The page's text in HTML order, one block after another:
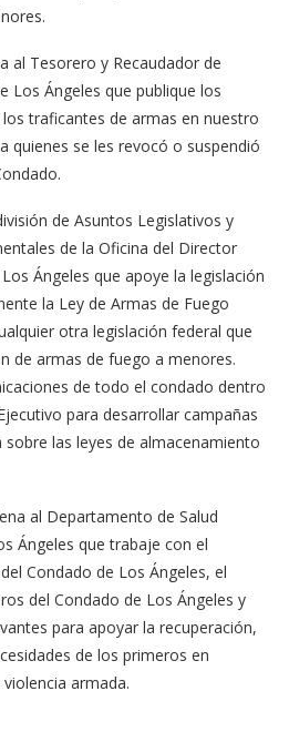
al Tesorero y Recaudador de
Los Ángeles que publique los
traficantes de armas en nuestro
quienes se les revocó o suspendió
de Asuntos Legislativos y
de la Oficina del Director
Ángeles que apoye la legislación
la Ley de Armas de Fuego
otra legislación federal que
de armas de fuego a menores.
de todo el condado dentro
para desarrollar campañas
las leyes de almacenamiento
al Departamento de Salud
Ángeles que trabaje con el
Condado de Los Ángeles, el
del Condado de Los Ángeles y
para apoyar la recuperación,
de los primeros en
armada.